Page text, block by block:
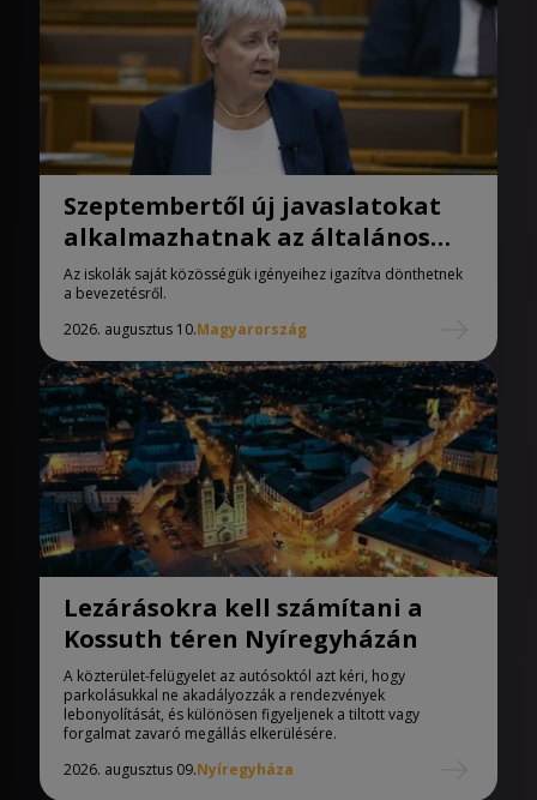
Szeptembertől új javaslatokat
alkalmazhatnak az általános
iskolák
Az iskolák saját közösségük igényeihez igazítva dönthetnek
a bevezetésről.
2026. augusztus 10.Magyarország
Lezárásokra kell számítani a
Kossuth téren Nyíregyházán
A közterület-felügyelet az autósoktól azt kéri, hogy
parkolásukkal ne akadályozzák a rendezvények
lebonyolítását, és különösen figyeljenek a tiltott vagy
forgalmat zavaró megállás elkerülésére.
2026. augusztus 09.Nyíregyháza